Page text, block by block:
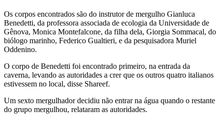
Os corpos encontrados são do instrutor de mergulho Gianluca
Benedetti, da professora associada de ecologia da Universidade de
Gênova, Monica Montefalcone, da filha dela, Giorgia Sommacal, do
biólogo marinho, Federico Gualtieri, e da pesquisadora Muriel
Oddenino.
O corpo de Benedetti foi encontrado primeiro, na entrada da
caverna, levando as autoridades a crer que os outros quatro italianos
estivessem no local, disse Shareef.
Um sexto mergulhador decidiu não entrar na água quando o restante
do grupo mergulhou, relataram as autoridades.